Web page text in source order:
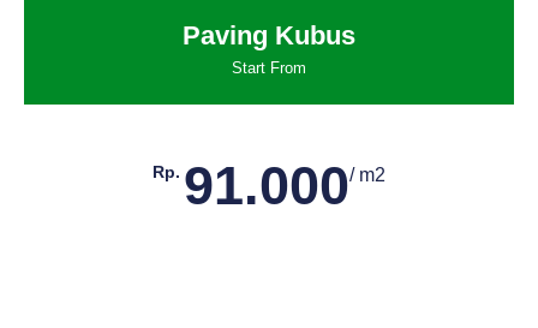
Paving Kubus
Start From
Rp. 91.000/ m2